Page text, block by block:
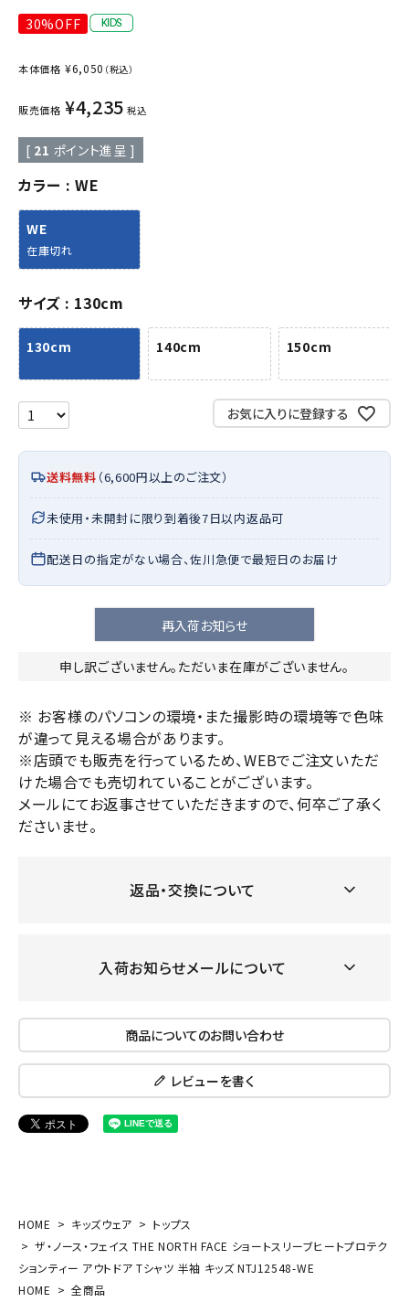
30%OFF
本体価格 ¥6,050 （税込）
販売価格 ¥4,235 税込
[ 21 ポイント進呈 ]
カラー WE
WE
在庫切れ
サイズ 130cm
130cm 140cm 150cm
お気に入りに登録する
送料無料 （6,600円以上のご注文）
未使用・未開封に限り到着後7日以内返品可
配送日の指定がない場合、佐川急便で最短日のお届け
再入荷お知らせ
申し訳ございません。ただいま在庫がございません。
※ お客様のパソコンの環境・また撮影時の環境等で色味
が違って見える場合があります。
※店頭でも販売を行っているため、WEBでご注文いただ
けた場合でも売切れていることがございます。
メールにてお返事させていただきますので、何卒ご了承く
ださいませ。
返品・交換について
入荷お知らせメールについて
商品についてのお問い合わせ
レビューを書く
HOME キッズウェア
トップス
ザ・ノース・フェイス THE NORTH FACE ショートスリーブヒートプロテク
ションティー アウトドア Tシャツ 半袖 キッズ NTJ12548-WE
HOME
全商品